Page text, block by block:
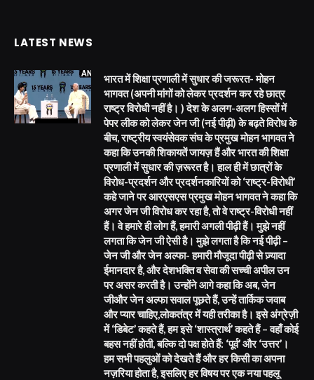
LATEST NEWS
भारत में शिक्षा प्रणाली में सुधार की जरूरत- मोहन
भागवत (अपनी मांगों को लेकर प्रदर्शन कर रहे छात्र
राष्ट्र विरोधी नहीं है। ) देश के अलग-अलग हिस्सों में
पेपर लीक को लेकर जेन जी (नई पीढ़ी) के बढ़ते विरोध के
बीच, राष्ट्रीय स्वयंसेवक संघ के प्रमुख मोहन भागवत ने
कहा कि उनकी शिकायतें जायज़ हैं और भारत की शिक्षा
प्रणाली में सुधार की ज़रूरत है। हाल ही में छात्रों के
विरोध-प्रदर्शन और प्रदर्शनकारियों को ‘राष्ट्र-विरोधी’
कहे जाने पर आरएसएस प्रमुख मोहन भागवत ने कहा कि
अगर जेन जी विरोध कर रहा है, तो वे राष्ट्र-विरोधी नहीं
हैं। वे हमारे ही लोग हैं, हमारी अगली पीढ़ी हैं। मुझे नहीं
लगता कि जेन जी ऐसी है। मुझे लगता है कि नई पीढ़ी –
जेन जी और जेन अल्फा- हमारी मौजूदा पीढ़ी से ज़्यादा
ईमानदार है, और देशभक्ति व सेवा की सच्ची अपील उन
पर असर करती है। उन्होंने आगे कहा कि अब, जेन
जीऔर जेन अल्फा सवाल पूछते हैं, उन्हें तार्किक जवाब
और प्यार चाहिए,लोकतंत्र में यही तरीका है। इसे अंग्रेज़ी
में ‘डिबेट’ कहते हैं, हम इसे ‘शास्त्रार्थ’ कहते हैं – वहाँ कोई
बहस नहीं होती, बल्कि दो पक्ष होते हैं: ‘पूर्व’ और ‘उत्तर’।
हम सभी पहलुओं को देखते हैं और हर किसी का अपना
नज़रिया होता है, इसलिए हर विषय पर एक नया पहलू